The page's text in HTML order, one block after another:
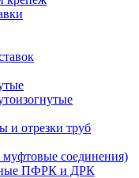
и отрезки труб
муфтовые соединения)
ПФРК и ДРК